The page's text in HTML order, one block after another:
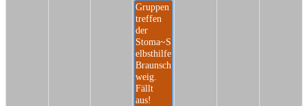
Gruppen
treffen
der
Stoma~S
elbsthilfe
Braunsch
weig.
Fällt
aus!